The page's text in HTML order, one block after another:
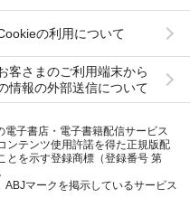
の利用について
客さまのご利用端末から
情報の外部送信について
電子書店・電子書籍配信サービス
ンテンツ使用許諾を得た正規版配
とを示す登録商標（登録番号 第
ABJマークを掲示しているサービス